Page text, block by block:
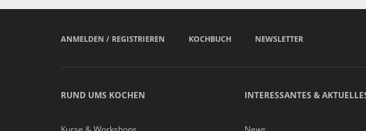
ANMELDEN / REGISTRIEREN KOCHBUCH NEWSLETTER
RUND UMS KOCHEN INTERESSANTES &